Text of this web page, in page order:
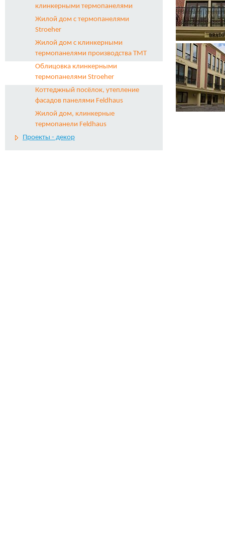
клинкерными термопанелями
Жилой дом с термопанелями
Stroeher
Жилой дом с клинкерными
термопанелями производства ТМТ
Облицовка клинкерными
термопанелями Stroeher
Коттеджный посёлок, утепление
фасадов панелями Feldhaus
Жилой дом, клинкерные
термопанели Feldhaus
Проекты - декор